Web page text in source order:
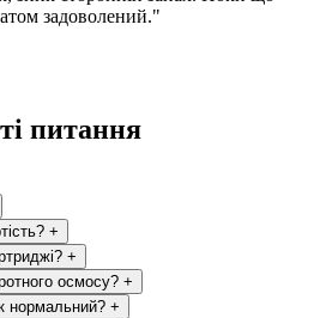
задоволений."
питання
+
+
осмосу? +
нормальний? +